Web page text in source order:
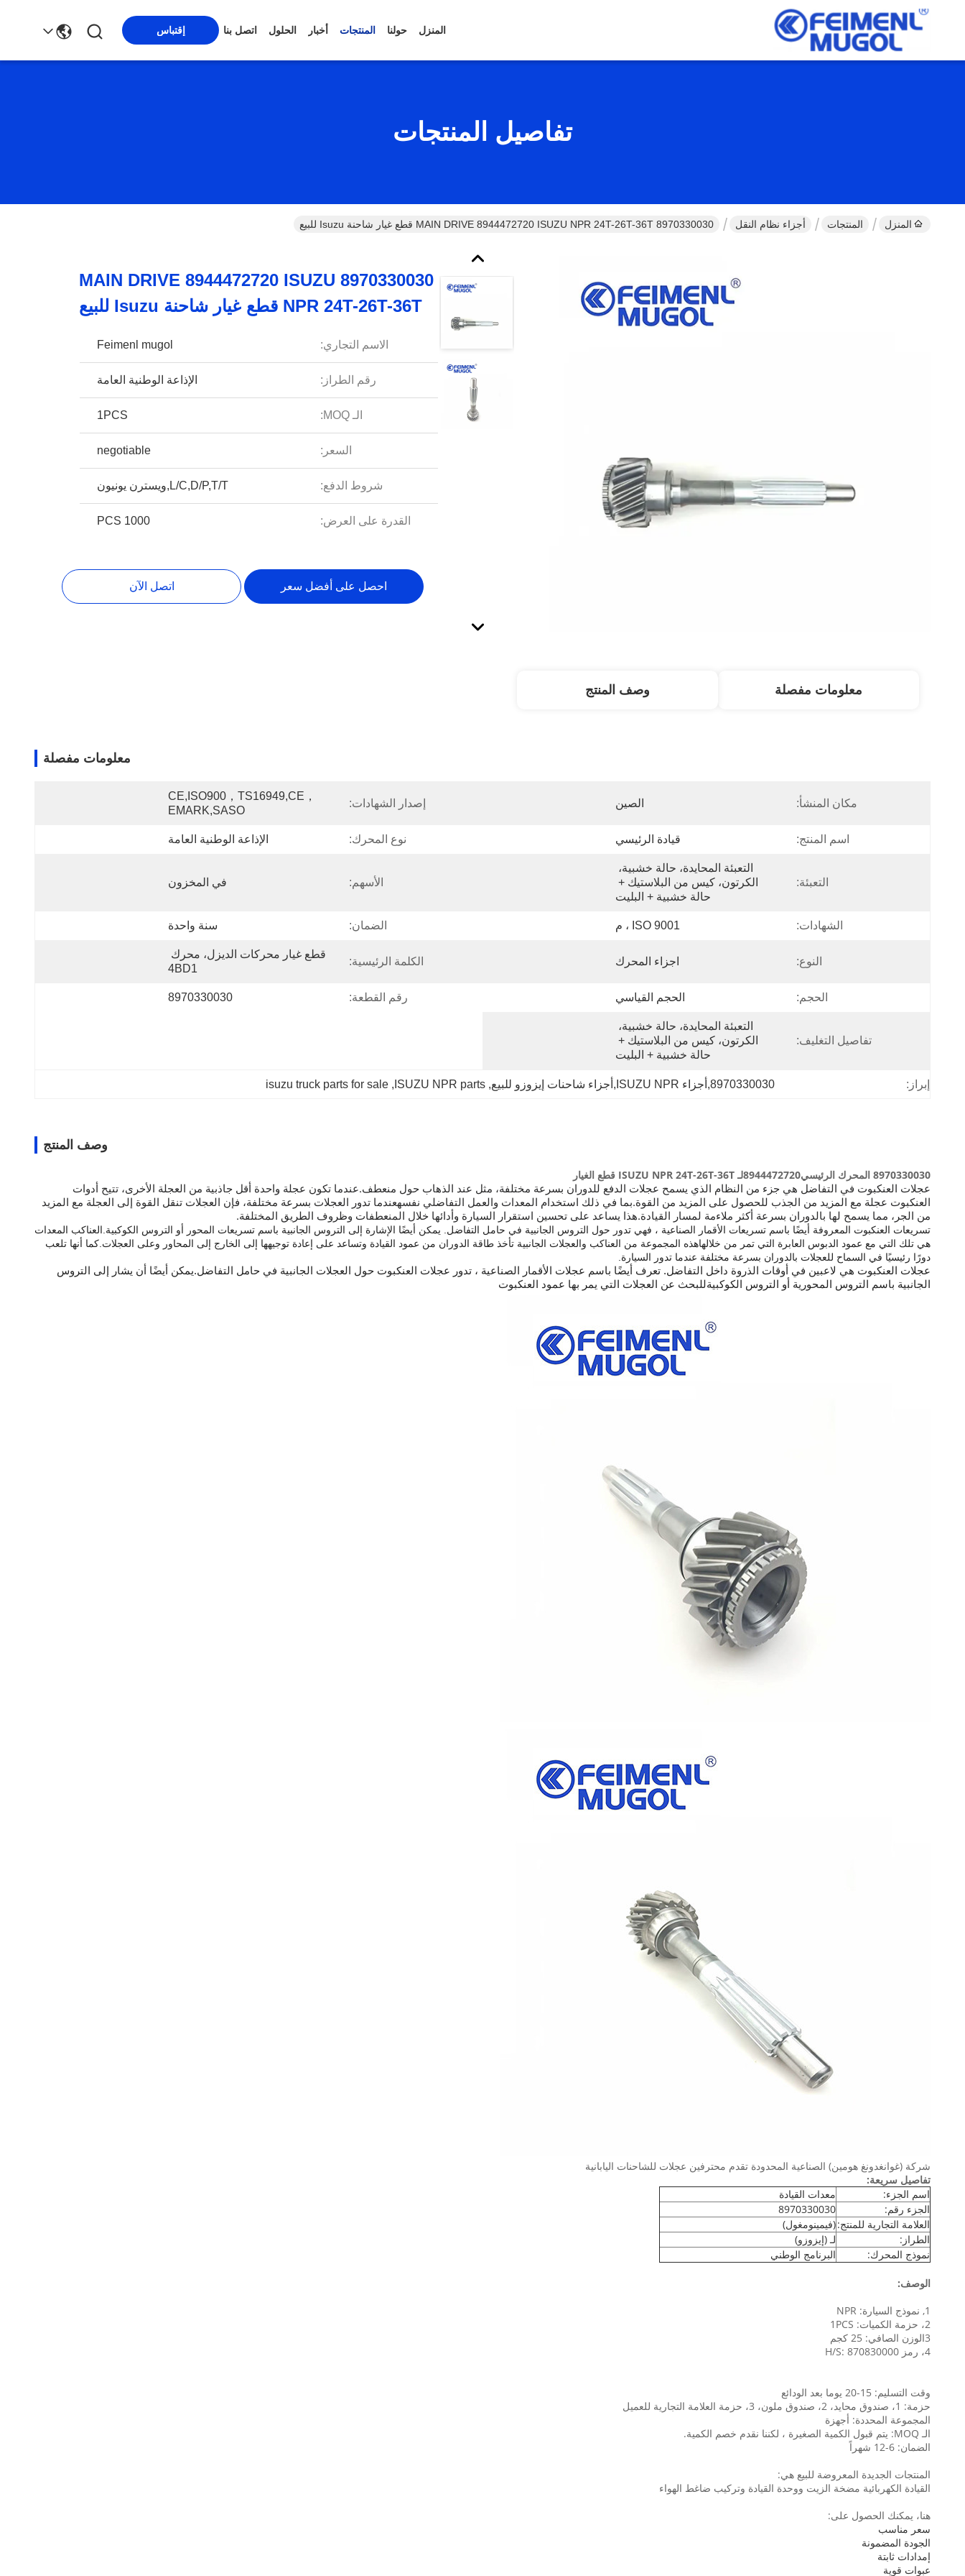
المنزل حولنا المنتجات أخبار الحلول اتصل بنا إقتباس
تفاصيل المنتجات
المنزل المنتجات أجزاء نظام النقل 8970330030 MAIN DRIVE 8944472720 ISUZU NPR 24T-26T-36T قطع غيار شاحنة Isuzu للبيع
8970330030 MAIN DRIVE 8944472720 ISUZU
NPR 24T-26T-36T قطع غيار شاحنة Isuzu للبيع
الاسم التجاري: Feimenl mugol
رقم الطراز: الإذاعة الوطنية العامة
الـ MOQ: 1PCS
السعر: negotiable
شروط الدفع: L/C,D/P,T/T,ويسترن يونيون
القدرة على العرض: 1000 PCS
احصل على أفضل سعر اتصل الآن
معلومات مفصلة وصف المنتج
معلومات مفصلة
مكان المنشأ: الصين إصدار الشهادات:
CE,ISO900，TS16949,CE，
EMARK,SASO
اسم المنتج: قيادة الرئيسي نوع المحرك: الإذاعة الوطنية العامة
التعبئة:
حالة خشبية + البليت
الأسهم: في المخزون
الشهادات: ISO 9001 ، م الضمان: سنة واحدة
النوع: اجزاء المحرك الكلمة الرئيسية:
4BD1
الحجم: الحجم القياسي رقم القطعة: 8970330030
تفاصيل التغليف:
حالة خشبية + البليت
إبراز: 8970330030,أجزاء ISUZU NPR,أجزاء شاحنات إيزوزو للبيع ,
ISUZU NPR parts
,
isuzu truck parts for sale
وصف المنتج
8970330030 المحرك الرئيسي 8944472720لـ ISUZU NPR 24T-26T-36T قطع الغيار
عجلات العنكبوت في التفاضل هي جزء من النظام الذي يسمح عجلات الدفع للدوران بسرعة مختلفة، مثل عند الذهاب حول منعطف.عندما تكون عجلة واحدة أقل جاذبية من العجلة الأخرى، تتيح أدوات
العنكبوت عجلة مع المزيد من الجذب للحصول على المزيد من القوة.بما في ذلك استخدام المعدات والعمل التفاضلي نفسهعندما تدور العجلات بسرعة مختلفة، فإن العجلات تنقل القوة إلى العجلة مع المزيد
من الجر، مما يسمح لها بالدوران بسرعة أكثر ملاءمة لمسار القيادة.هذا يساعد على تحسين استقرار السيارة وأدائها خلال المنعطفات وظروف الطريق المختلفة.
تسريعات العنكبوت المعروفة أيضًا باسم تسريعات الأقمار الصناعية ، فهي تدور حول التروس الجانبية في حامل التفاضل. يمكن أيضًا الإشارة إلى التروس الجانبية باسم تسريعات المحور أو التروس الكوكبية.العناكب المعدات
هي تلك التي مع عمود الدبوس العابرة التي تمر من خلالهاهذه المجموعة من العناكب والعجلات الجانبية تأخذ طاقة الدوران من عمود القيادة وتساعد على إعادة توجيهها إلى الخارج إلى المحاور وعلى العجلات.كما أنها تلعب
دورًا رئيسيًا في السماح للعجلات بالدوران بسرعة مختلفة عندما تدور السيارة.
عجلات العنكبوت هي لاعبين في أوقات الذروة داخل التفاضل. تعرف أيضًا باسم عجلات الأقمار الصناعية ، تدور عجلات العنكبوت حول العجلات الجانبية في حامل التفاضل.يمكن أيضًا أن يشار إلى التروس
الجانبية باسم التروس المحورية أو التروس الكوكبيةللبحث عن العجلات التي يمر بها عمود العنكبوت
شركة (غوانغدونغ هومين) الصناعية المحدودة تقدم محترفين عجلات للشاحنات اليابانية
تفاصيل سريعة:
اسم الجزء:
معدات القيادة
الجزء رقم:
8970330030
العلامة التجارية للمنتج:(فيمينومغول)
الطراز:
لـ (إيزوزو)
نموذج المحرك:
البرنامج الوطني
الوصف:
1, نموذج السيارة: NPR
2، حزمة الكميات: 1PCS
3الوزن الصافي: 25 كجم
4، رمز H/S: 870830000
وقت التسليم: 15-20 يوما بعد الودائع
حزمة: 1، صندوق محايد، 2، صندوق ملون، 3، حزمة العلامة التجارية للعميل
المجموعة المحددة: أجهزة
الـ MOQ: يتم قبول الكمية الصغيرة ، لكننا نقدم خصم الكمية.
الضمان: 6-12 شهراً
المنتجات الجديدة المعروضة للبيع هي:
القيادة الكهربائية مضخة الزيت ووحدة القيادة وتركيب ضاغط الهواء
هنا، يمكنك الحصول على:
سعر مناسب
الجودة المضمونة
إمدادات ثابتة
عبوات قوية